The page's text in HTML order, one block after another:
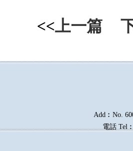
<<上一篇
Add︰No.
電話